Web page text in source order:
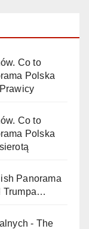
Co to
Polska
Co to
Polska
Panorama
Trumpa…
- The